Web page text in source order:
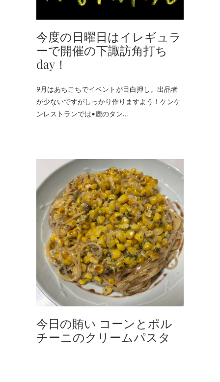
今度の日曜日はイレギュラ
ーで開催の下諏訪角打ち
day！
9月はあちこちでイベントが目白押し。出品者
が少ないですがしっかり作りますよう！ケンケ
ンレストランでは•鹿のタン…
今日の賄い コーンとポル
チーニのクリームパスタ